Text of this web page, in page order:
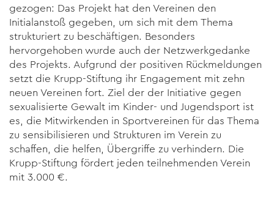
gezogen: Das Projekt hat den Vereinen den
Initialanstoß gegeben, um sich mit dem Thema
strukturiert zu beschäftigen. Besonders
hervorgehoben wurde auch der Netzwerkgedanke
des Projekts. Aufgrund der positiven Rückmeldungen
setzt die Krupp-Stiftung ihr Engagement mit zehn
neuen Vereinen fort. Ziel der der Initiative gegen
sexualisierte Gewalt im Kinder- und Jugendsport ist
es, die Mitwirkenden in Sportvereinen für das Thema
zu sensibilisieren und Strukturen im Verein zu
schaffen, die helfen, Übergriffe zu verhindern. Die
Krupp-Stiftung fördert jeden teilnehmenden Verein
mit 3.000 €.